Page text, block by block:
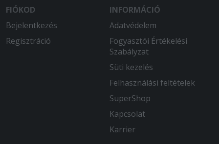
FIÓKOD
Bejelentkezés
Regisztráció
INFORMÁCIÓ
Adatvédelem
Fogyasztói Értékelési
Szabályzat
Süti kezelés
Felhasználási feltételek
SuperShop
Kapcsolat
Karrier